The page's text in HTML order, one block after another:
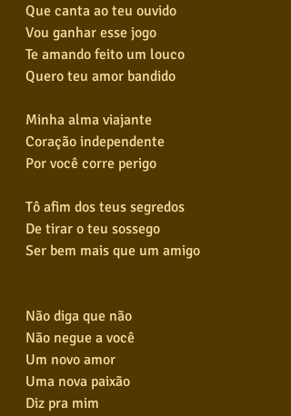
Que canta ao teu ouvido
Vou ganhar esse jogo
Te amando feito um louco
Quero teu amor bandido
Minha alma viajante
Coração independente
Por você corre perigo
Tô afim dos teus segredos
De tirar o teu sossego
Ser bem mais que um amigo
Não diga que não
Não negue a você
Um novo amor
Uma nova paixão
Diz pra mim